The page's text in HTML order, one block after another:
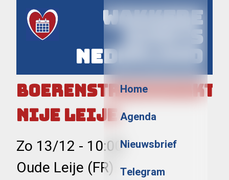
Wakkere
Events
Nederland
Menu
Home
Agenda
Nieuwsbrief
Telegram
BoerenStreekMarkt
Nije Leije
Zo 13/12 - 10:00
Oude Leije (FR)